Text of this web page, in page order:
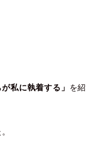
私に執着する」
を紹